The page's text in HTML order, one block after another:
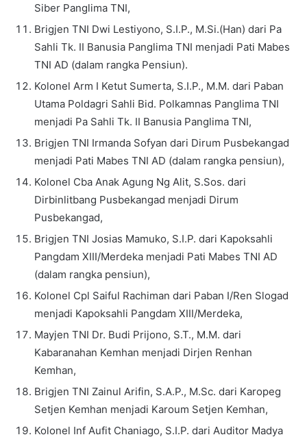
Siber Panglima TNI,
Brigjen TNI Dwi Lestiyono, S.I.P., M.Si.(Han) dari Pa
Sahli Tk. II Banusia Panglima TNI menjadi Pati Mabes
TNI AD (dalam rangka Pensiun).
Kolonel Arm I Ketut Sumerta, S.I.P., M.M. dari Paban
Utama Poldagri Sahli Bid. Polkamnas Panglima TNI
menjadi Pa Sahli Tk. II Banusia Panglima TNI,
Brigjen TNI Irmanda Sofyan dari Dirum Pusbekangad
menjadi Pati Mabes TNI AD (dalam rangka pensiun),
Kolonel Cba Anak Agung Ng Alit, S.Sos. dari
Dirbinlitbang Pusbekangad menjadi Dirum
Pusbekangad,
Brigjen TNI Josias Mamuko, S.I.P. dari Kapoksahli
Pangdam XIII/Merdeka menjadi Pati Mabes TNI AD
(dalam rangka pensiun),
Kolonel Cpl Saiful Rachiman dari Paban I/Ren Slogad
menjadi Kapoksahli Pangdam XIII/Merdeka,
Mayjen TNI Dr. Budi Prijono, S.T., M.M. dari
Kabaranahan Kemhan menjadi Dirjen Renhan
Kemhan,
Brigjen TNI Zainul Arifin, S.A.P., M.Sc. dari Karopeg
Setjen Kemhan menjadi Karoum Setjen Kemhan,
Kolonel Inf Aufit Chaniago, S.I.P. dari Auditor Madya